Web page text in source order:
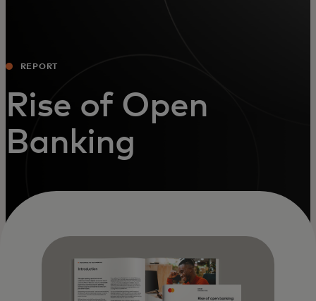
REPORT
Rise of Open
Banking